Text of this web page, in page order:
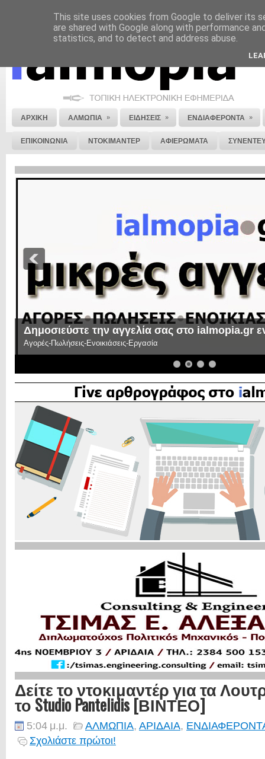
ΝΟΜΙΚΗ ΣΗΜΕΙΩΣΗ ΔΙΑΦΗΜΙΣΗ ΕΠΙΚΟΙΝΩΝΙΑ ΣΤΕΙΛΕ ΜΑΣ
ΑΡΧΙΚΗ ΑΛΜΩΠΙΑ » ΕΙΔΗΣΕΙΣ » ΕΝΔΙΑΦΕΡΟΝΤΑ »
ΕΠΙΚΟΙΝΩΝΙΑ ΝΤΟΚΙΜΑΝΤΕΡ ΑΦΙΕΡΩΜΑΤΑ
Δημοσιεύστε την αγγελία σας στο ialmopia.gr
Αγορές-Πωλήσεις-Ενοικιάσεις-Εργασία
Δείτε το ντοκιμαντέρ για τα
το Studio Pantelidis [ΒΙΝΤΕΟ]
5:04 μ.μ. ΑΛΜΩΠΙΑ, ΑΡΙΔΑΙΑ,
Σχολιάστε πρώτοι!
This site uses cookies from Google to deliver its
are shared with Google along with performance
statistics, and to detect and address abuse.